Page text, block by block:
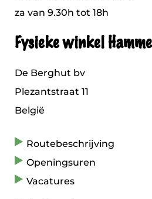
za van 9.30h tot 18h
Fysieke winkel Hamme
De Berghut bv
Plezantstraat 11
België
Routebeschrijving
Openingsuren
Vacatures